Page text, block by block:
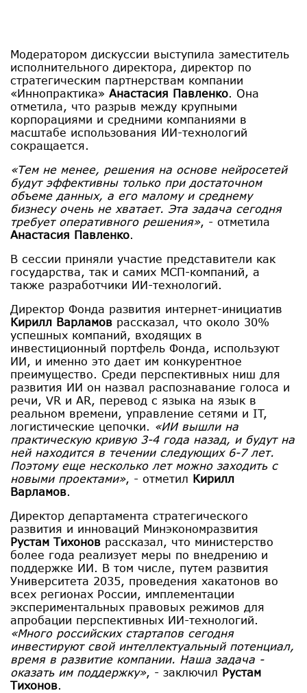
Модератором дискуссии выступила заместитель
исполнительного директора, директор по
стратегическим партнерствам компании
«Иннопрактика» Анастасия Павленко. Она
отметила, что разрыв между крупными
корпорациями и средними компаниями в
масштабе использования ИИ-технологий
сокращается.
«Тем не менее, решения на основе нейросетей
будут эффективны только при достаточном
объеме данных, а его малому и среднему
бизнесу очень не хватает. Эта задача сегодня
требует оперативного решения», - отметила
Анастасия Павленко.
В сессии приняли участие представители как
государства, так и самих МСП-компаний, а
также разработчики ИИ-технологий.
Директор Фонда развития интернет-инициатив
Кирилл Варламов рассказал, что около 30%
успешных компаний, входящих в
инвестиционный портфель Фонда, используют
ИИ, и именно это дает им конкурентное
преимущество. Среди перспективных ниш для
развития ИИ он назвал распознавание голоса и
речи, VR и AR, перевод с языка на язык в
реальном времени, управление сетями и IT,
логистические цепочки. «ИИ вышли на
практическую кривую 3-4 года назад, и будут на
ней находится в течении следующих 6-7 лет.
Поэтому еще несколько лет можно заходить с
новыми проектами», - отметил Кирилл
Варламов.
Директор департамента стратегического
развития и инноваций Минэкономразвития
Рустам Тихонов рассказал, что министерство
более года реализует меры по внедрению и
поддержке ИИ. В том числе, путем развития
Университета 2035, проведения хакатонов во
всех регионах России, имплементации
экспериментальных правовых режимов для
апробации перспективных ИИ-технологий.
«Много российских стартапов сегодня
инвестируют свой интеллектуальный потенциал,
время в развитие компании. Наша задача -
оказать им поддержку», - заключил Рустам
Тихонов.